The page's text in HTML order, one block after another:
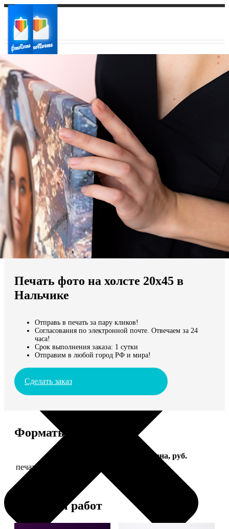
Ваш город:
Ваш регион доставки
Выберите из списка:
Мы доставляем по всему миру
Продолжить без города
Печать фото на холсте 20х45 в
Нальчике
Отправь в печать за пару кликов!
Согласования по электронной почте. Отвечаем за 24
часа!
Срок выполнения заказа: 1 сутки
Отправим в любой город РФ и мира!
Сделать заказ
Форматы и цены
Цена, руб.
печать фото на холсте с подрамником
Примеры работ